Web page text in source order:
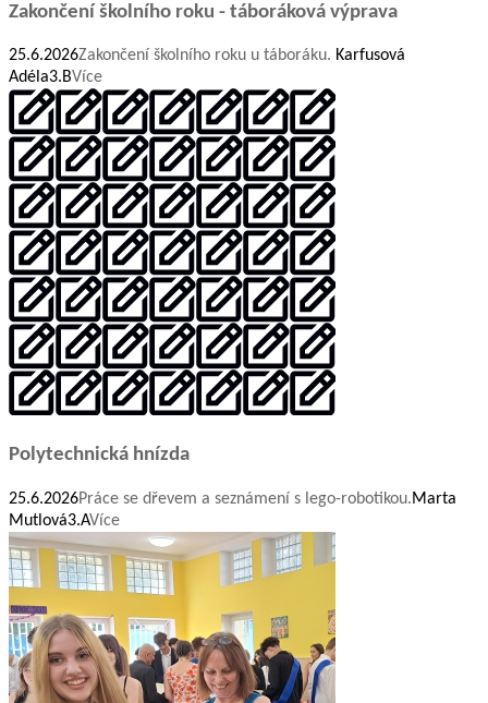
Zakončení školního roku - táboráková výprava
25.6.2026Zakončení školního roku u táboráku. Karfusová
Adéla3.BVíce
Polytechnická hnízda
25.6.2026Práce se dřevem a seznámení s lego-robotikou.Marta
Mutlová3.AVíce